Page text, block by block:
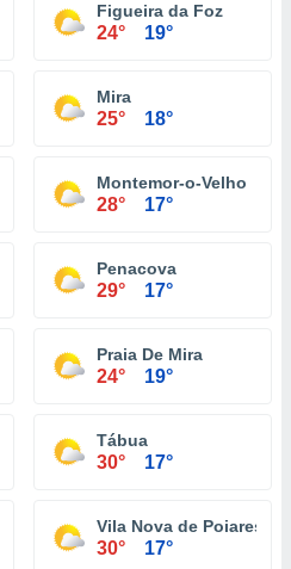
Figueira da Foz
24° 19°
Mira
25° 18°
Montemor-o-Velho
28° 17°
Penacova
29° 17°
Praia De Mira
24° 19°
Tábua
30° 17°
Vila Nova de Poiares
30° 17°